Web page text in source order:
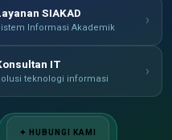
SIAKAD
Informasi Akademik ›
IT
teknologi informasi ›
✦ HUBUNGI KAMI